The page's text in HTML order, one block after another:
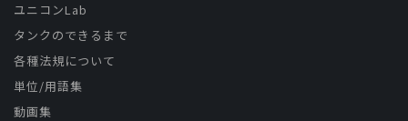
ユニコンLab
タンクのできるまで
各種法規について
単位/用語集
動画集